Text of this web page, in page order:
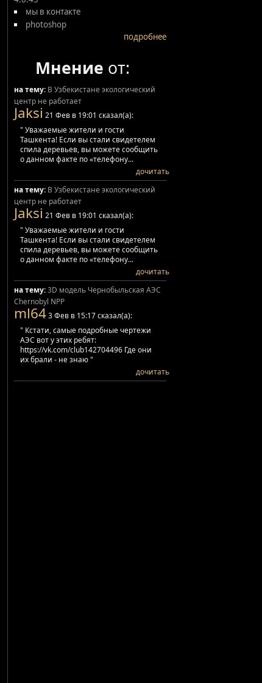
мы в контакте
photoshop
подробнее
Мнение от:
на тему: В Узбекистане экологический
центр не работает
Jaksi 21 Фев в 19:01 сказал(а):
" Уважаемые жители и гости
Ташкента! Если вы стали свидетелем
спила деревьев, вы можете сообщить
о данном факте по «телефону...
дочитать
на тему: В Узбекистане экологический
центр не работает
Jaksi 21 Фев в 19:01 сказал(а):
" Уважаемые жители и гости
Ташкента! Если вы стали свидетелем
спила деревьев, вы можете сообщить
о данном факте по «телефону...
дочитать
на тему:3D модель Чернобыльская АЭС
Chernobyl NPP
ml643 Фев в 15:17 сказал(а):
" Кстати, самые подробные чертежи
АЭС вот у этих ребят:
https://vk.com/club142704496 Где они
их брали - не знаю "
дочитать